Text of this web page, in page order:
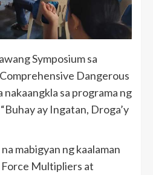
Symposium sa
Dangerous
sa programa ng
ay Ingatan, Droga’y
mabigyan ng kaalaman
Force Multipliers at